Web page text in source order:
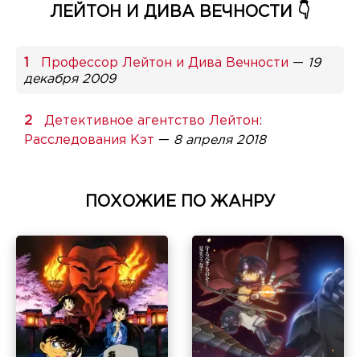
ЛЕЙТОН И ДИВА ВЕЧНОСТИ 👇
Профессор Лейтон и Дива Вечности — 19
декабря 2009
Детективное агентство Лейтон:
Расследования Кэт — 8 апреля 2018
ПОХОЖИЕ ПО ЖАНРУ